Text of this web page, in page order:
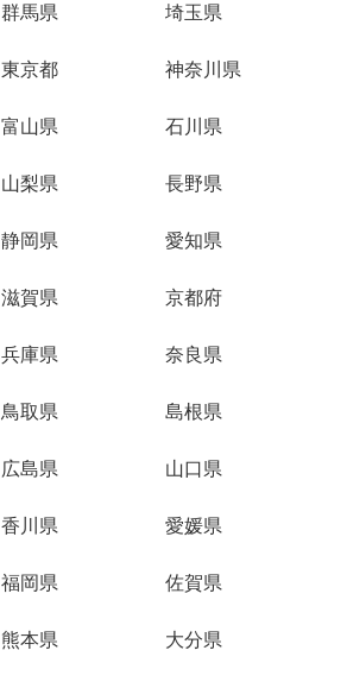
群馬県 埼玉県
東京都 神奈川県
富山県 石川県
山梨県 長野県
静岡県 愛知県
滋賀県 京都府
兵庫県 奈良県
鳥取県 島根県
広島県 山口県
香川県 愛媛県
福岡県 佐賀県
熊本県 大分県